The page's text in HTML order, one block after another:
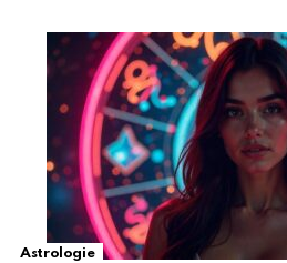
Astrologie